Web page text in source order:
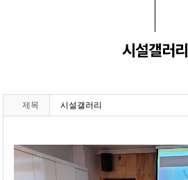
시설갤러리
제목 시설갤러리